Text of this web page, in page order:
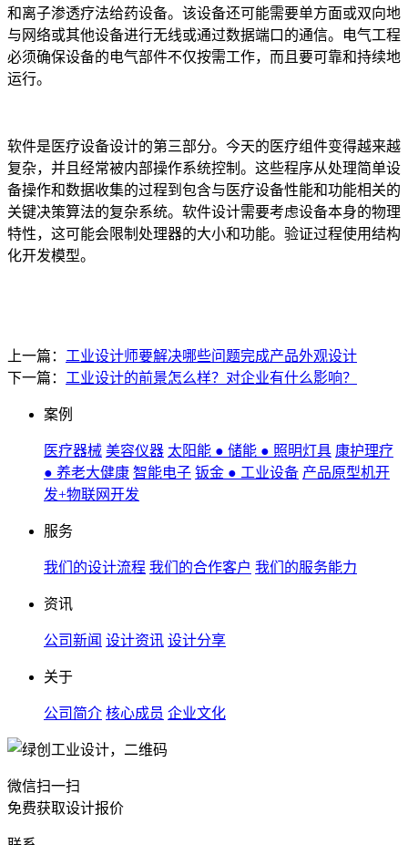
和离子渗透疗法给药设备。该设备还可能需要单方面或双向地
与网络或其他设备进行无线或通过数据端口的通信。电气工程
必须确保设备的电气部件不仅按需工作，而且要可靠和持续地
运行。
软件是医疗设备设计的第三部分。今天的医疗组件变得越来越
复杂，并且经常被内部操作系统控制。这些程序从处理简单设
备操作和数据收集的过程到包含与医疗设备性能和功能相关的
关键决策算法的复杂系统。软件设计需要考虑设备本身的物理
特性，这可能会限制处理器的大小和功能。验证过程使用结构
化开发模型。
上一篇： 工业设计师要解决哪些问题完成产品外观设计
下一篇： 工业设计的前景怎么样？对企业有什么影响？
案例
医疗器械 美容仪器 太阳能 ● 储能 ● 照明灯具 康护理疗
● 养老大健康 智能电子 钣金 ● 工业设备 产品原型机开
发+物联网开发
服务
我们的设计流程 我们的合作客户 我们的服务能力
资讯
公司新闻 设计资讯 设计分享
关于
公司简介 核心成员 企业文化
微信扫一扫
免费获取设计报价